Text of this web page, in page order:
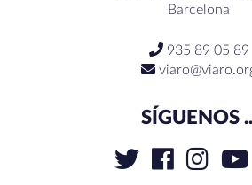
Barcelona
935 89 05 89
SÍGUENOS